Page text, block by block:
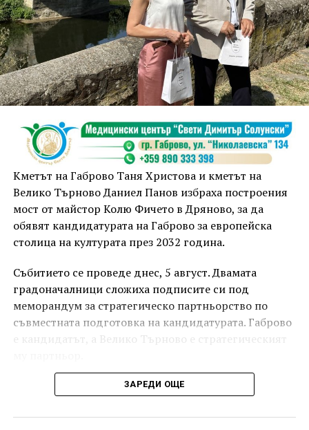
Кметът на Габрово Таня Христова и кметът на
Велико Търново Даниел Панов избраха построения
мост от майстор Колю Фичето в Дряново, за да
обявят кандидатурата на Габрово за европейска
столица на културата през 2032 година.
Събитието се проведе днес, 5 август. Двамата
градоначалници сложиха подписите си под
меморандум за стратегическо партньорство по
съвместната подготовка на кандидатурата. Габрово
е кандидатът, а Велико Търново е стратегическият
ЗАРЕДИ ОЩЕ